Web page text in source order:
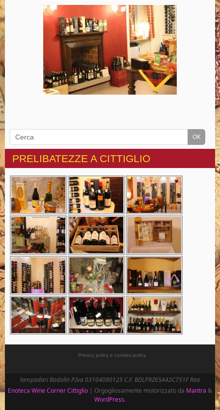
PRELIBATEZZE A CITTIGLIO
Privacy policy e cookies policy
lampadari Badalin P.Iva 03104090125 C.F. BDLPRZ65A42C751F Rea
Enoteca Wine Corner Cittiglio | Orgogliosamente motorizzato da Mantra &
WordPress.